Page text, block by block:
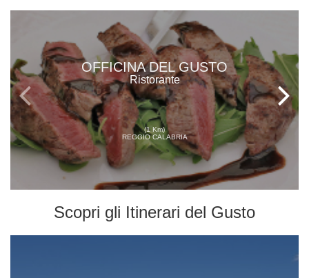
OFFICINA DEL GUSTO
Ristorante
(1 Km)
REGGIO CALABRIA
Scopri gli Itinerari del Gusto